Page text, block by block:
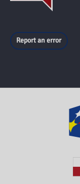
Report an error